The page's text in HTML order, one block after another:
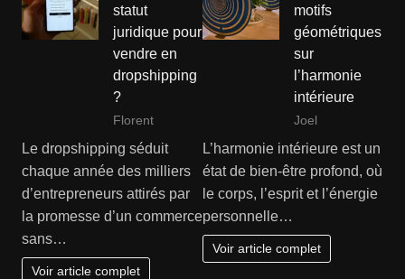
statut
juridique pour
vendre en
dropshipping
?
Florent
Le dropshipping séduit
chaque année des milliers
d’entrepreneurs attirés par
la promesse d’un commerce
sans…
Voir article complet
motifs
géométriques
sur
l’harmonie
intérieure
Joel
L’harmonie intérieure est un
état de bien-être profond, où
le corps, l’esprit et l’énergie
personnelle…
Voir article complet